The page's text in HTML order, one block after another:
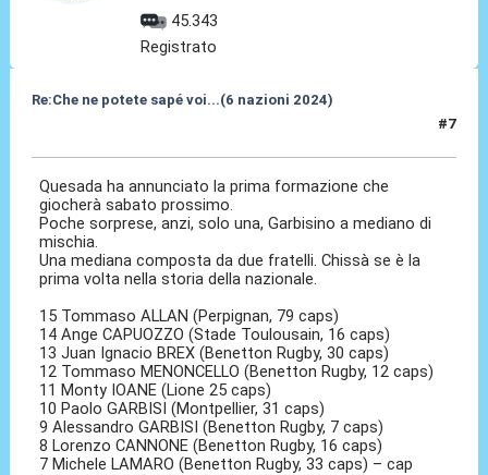
45.343
Registrato
Re:Che ne potete sapé voi...(6 nazioni 2024)
#7
Quesada ha annunciato la prima formazione che
giocherà sabato prossimo.
Poche sorprese, anzi, solo una, Garbisino a mediano di
mischia.
Una mediana composta da due fratelli. Chissà se è la
prima volta nella storia della nazionale.
15 Tommaso ALLAN (Perpignan, 79 caps)
14 Ange CAPUOZZO (Stade Toulousain, 16 caps)
13 Juan Ignacio BREX (Benetton Rugby, 30 caps)
12 Tommaso MENONCELLO (Benetton Rugby, 12 caps)
11 Monty IOANE (Lione 25 caps)
10 Paolo GARBISI (Montpellier, 31 caps)
9 Alessandro GARBISI (Benetton Rugby, 7 caps)
8 Lorenzo CANNONE (Benetton Rugby, 16 caps)
7 Michele LAMARO (Benetton Rugby, 33 caps) – cap